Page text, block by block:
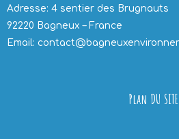
Adresse: 4 sentier des Brugnauts
92220 Bagneux – France
Email:
Plan DU SITE